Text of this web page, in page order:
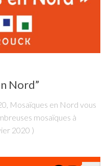
Nord”
Mosaïques en Nord vous
mosaïques à
2020 )